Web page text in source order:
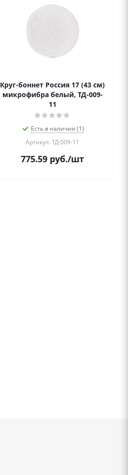
Круг-боннет Россия 17 (43 см)
микрофибра белый, ТД-009-
11
Есть в наличии (1)
Артикул: ТД-009-11
775.59 руб./шт